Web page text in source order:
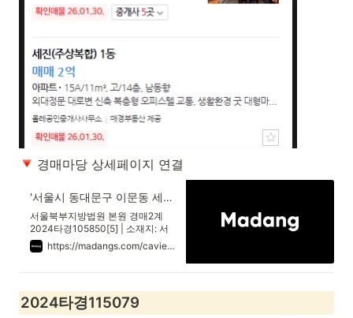
경매마당 상세페이지 연결
'서울시 동대문구 이문동 세진' 의 시세, 권리분석, 상세정보
서울북부지방법원 본원 경매2계
2024타경105850[5] | 소재지: 서
울특별시 동대문구 이문로 89, 6층
604호 (이문동,세진빌딩) | 최저가:
https://madangs.com/caview?m_code=0520240105850005
2024타경115079